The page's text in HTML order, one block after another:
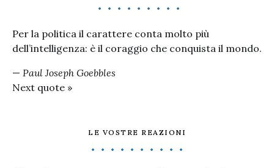
Per la politica il carattere conta molto più
dell’intelligenza: è il coraggio che conquista il mondo.
— Paul Joseph Goebbles
Next quote »
LE VOSTRE REAZIONI